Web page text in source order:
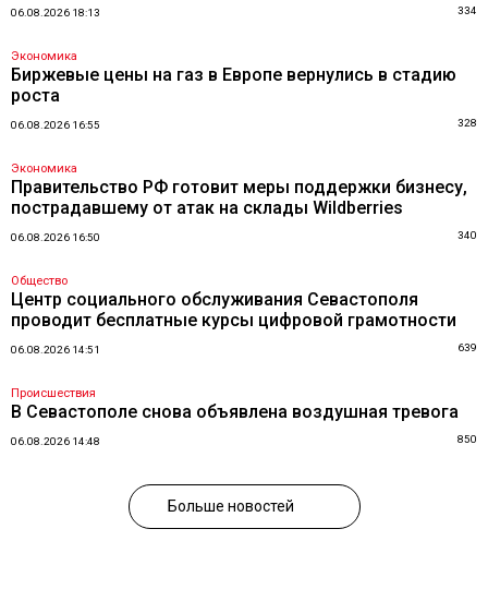
06.08.2026 18:13 334
Экономика
Биржевые цены на газ в Европе вернулись в стадию
роста
06.08.2026 16:55 328
Экономика
Правительство РФ готовит меры поддержки бизнесу,
пострадавшему от атак на склады Wildberries
06.08.2026 16:50 340
Общество
Центр социального обслуживания Севастополя
проводит бесплатные курсы цифровой грамотности
06.08.2026 14:51 639
Происшествия
В Севастополе снова объявлена воздушная тревога
06.08.2026 14:48 850
Больше новостей